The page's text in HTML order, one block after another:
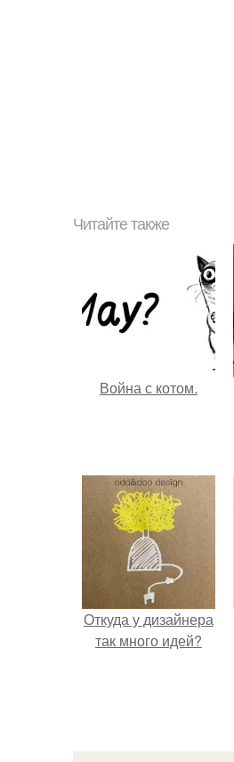
Читайте также
Война с котом.
Откуда у дизайнера
так много идей?